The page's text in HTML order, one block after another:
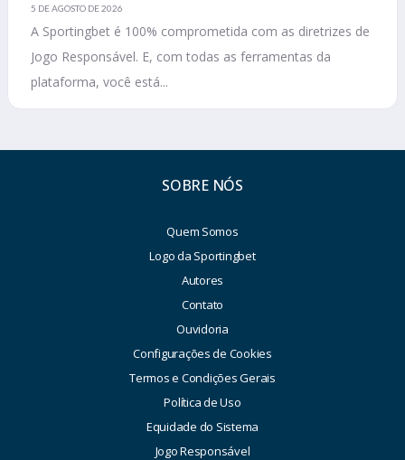
5 DE AGOSTO DE 2026
A Sportingbet é 100% comprometida com as diretrizes de
Jogo Responsável. E, com todas as ferramentas da
plataforma, você está...
SOBRE NÓS
Quem Somos
Logo da Sportingbet
Autores
Contato
Ouvidoria
Configurações de Cookies
Termos e Condições Gerais
Política de Uso
Equidade do Sistema
Jogo Responsável